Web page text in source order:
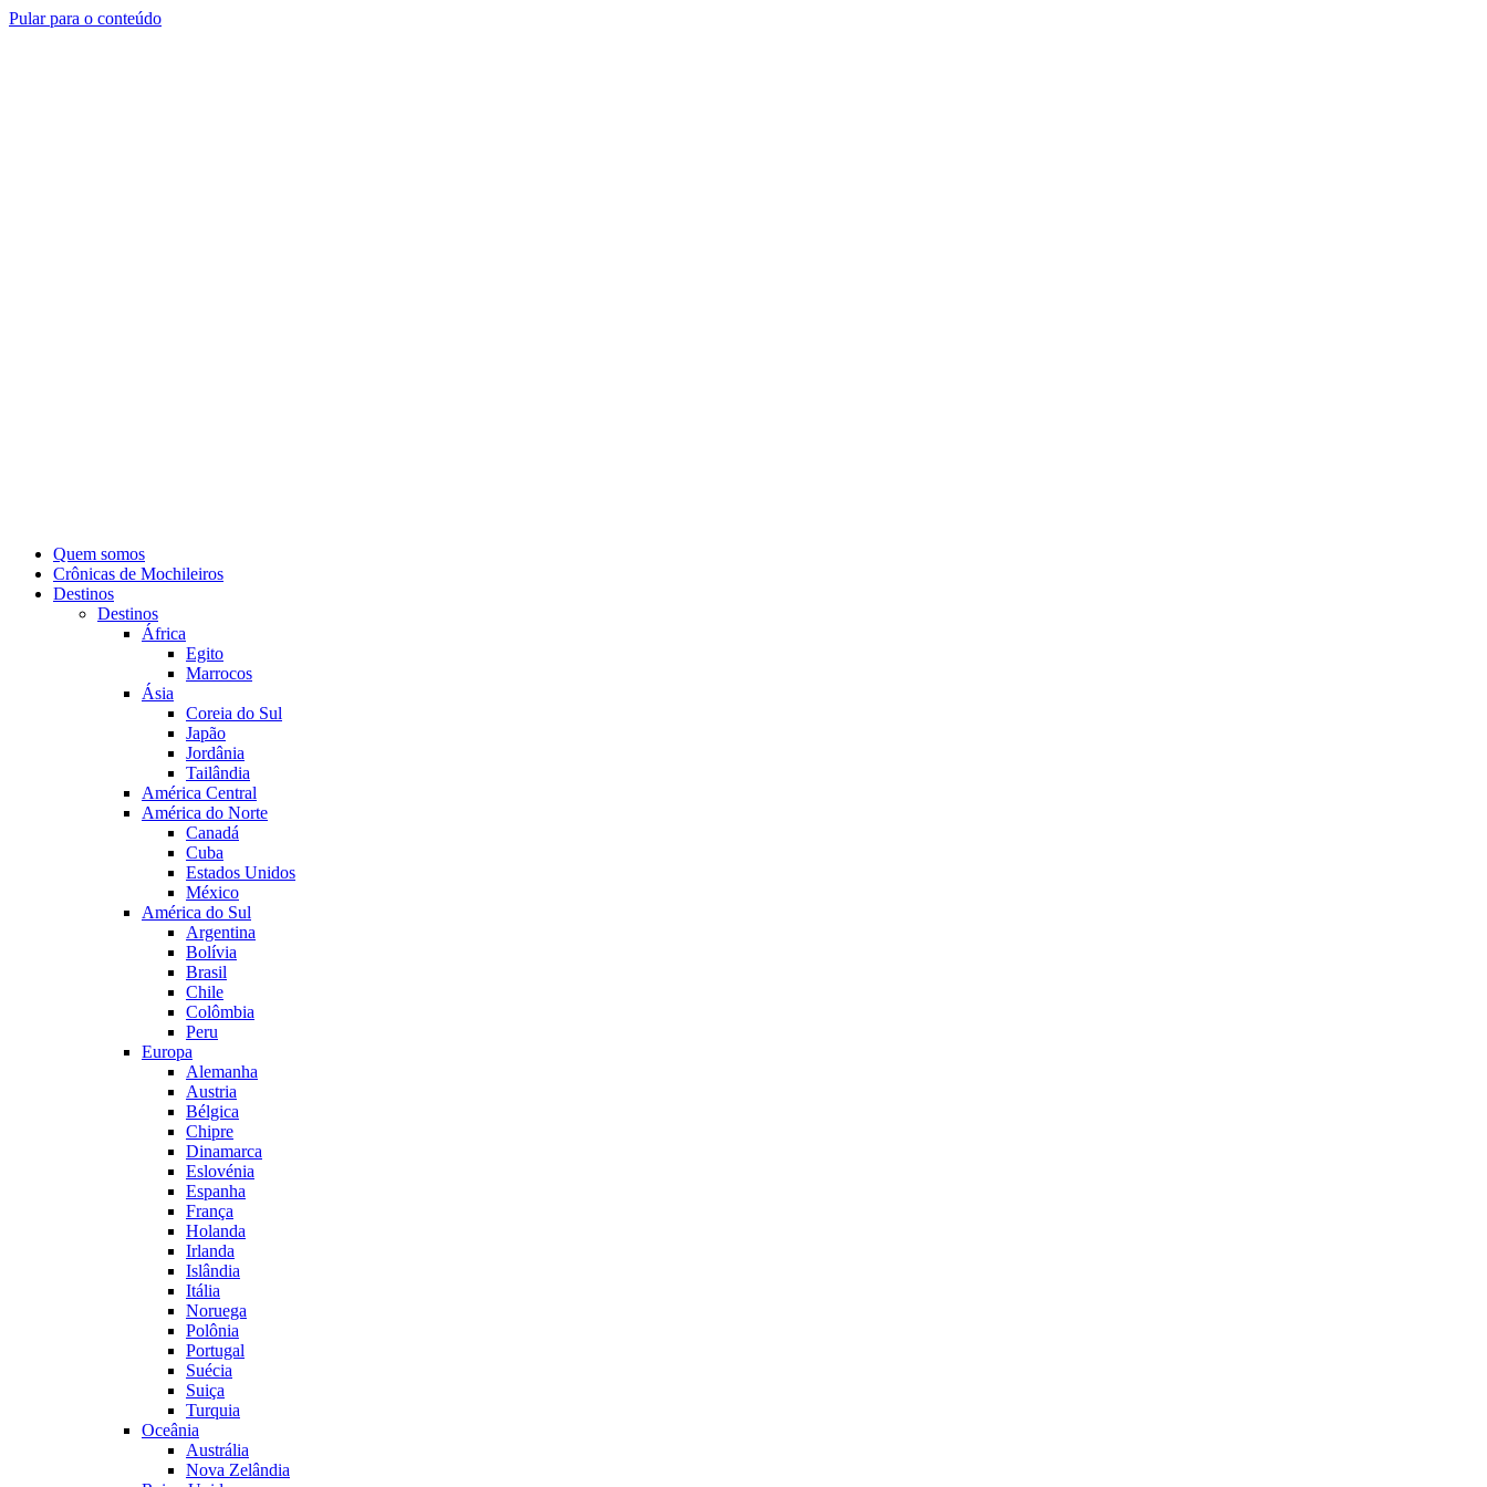
Pular para o conteúdo
Quem somos
Crônicas de Mochileiros
Destinos
Destinos
África
Egito
Marrocos
Ásia
Coreia do Sul
Japão
Jordânia
Tailândia
América Central
América do Norte
Canadá
Cuba
Estados Unidos
México
América do Sul
Argentina
Bolívia
Brasil
Chile
Colômbia
Peru
Europa
Alemanha
Austria
Bélgica
Chipre
Dinamarca
Eslovénia
Espanha
França
Holanda
Irlanda
Islândia
Itália
Noruega
Polônia
Portugal
Suécia
Suiça
Turquia
Oceânia
Austrália
Nova Zelândia